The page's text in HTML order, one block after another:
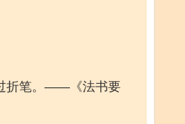
折笔。——《法书要